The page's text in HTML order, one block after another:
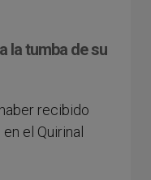
la tumba de su
recibido
el Quirinal